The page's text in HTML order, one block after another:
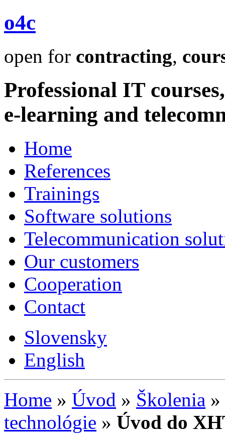
o4c
open for contracting,
Professional IT
e-learning and
Home
References
Trainings
Software solutions
Telecommunication
Our customers
Cooperation
Contact
Slovensky
English
Home » Úvod » Školenia »
technológie » Úvod do